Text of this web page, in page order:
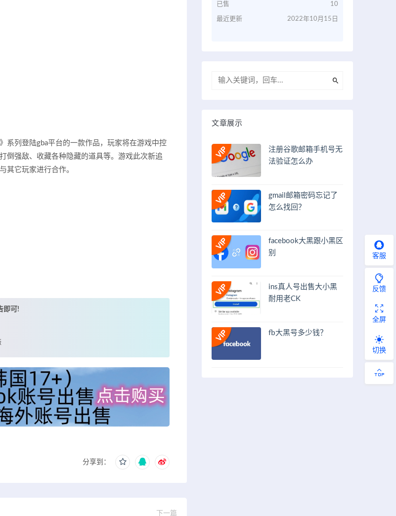
系列登陆gba平台的一款作品，玩家将在游戏中控
倒强敌、收藏各种隐藏的道具等。游戏此次新追
其它玩家进行合作。
即可!
分享到：
下一篇
已售 10
最近更新 2022年10月15日
文章展示
注册谷歌邮箱手机号无
法验证怎么办
gmail邮箱密码忘记了
怎么找回？
facebook大黑跟小黑区
别
ins真人号出售大小黑
耐用老CK
fb大黑号多少钱？
客服
反馈
全屏
切换